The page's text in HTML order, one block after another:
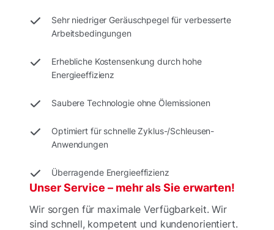
Sehr niedriger Geräuschpegel für verbesserte
Arbeitsbedingungen
Erhebliche Kostensenkung durch hohe
Energieeffizienz
Saubere Technologie ohne Ölemissionen
Optimiert für schnelle Zyklus-/Schleusen-
Anwendungen
Überragende Energieeffizienz
Unser Service – mehr als Sie erwarten!
Wir sorgen für maximale Verfügbarkeit. Wir
sind schnell, kompetent und kundenorientiert.